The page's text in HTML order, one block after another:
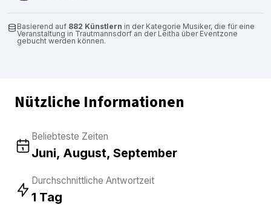
Basierend auf 882 Künstlern in der Kategorie Musiker, die für eine
Veranstaltung in Trautmannsdorf an der Leitha über Eventzone
gebucht werden können.
Nützliche Informationen
Beliebteste Zeiten
Juni, August, September
Durchschnittliche Antwortzeit
1 Tag